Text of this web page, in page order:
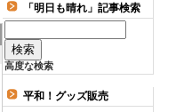
「明日も晴れ」記事検索
高度な検索
平和！グッズ販売